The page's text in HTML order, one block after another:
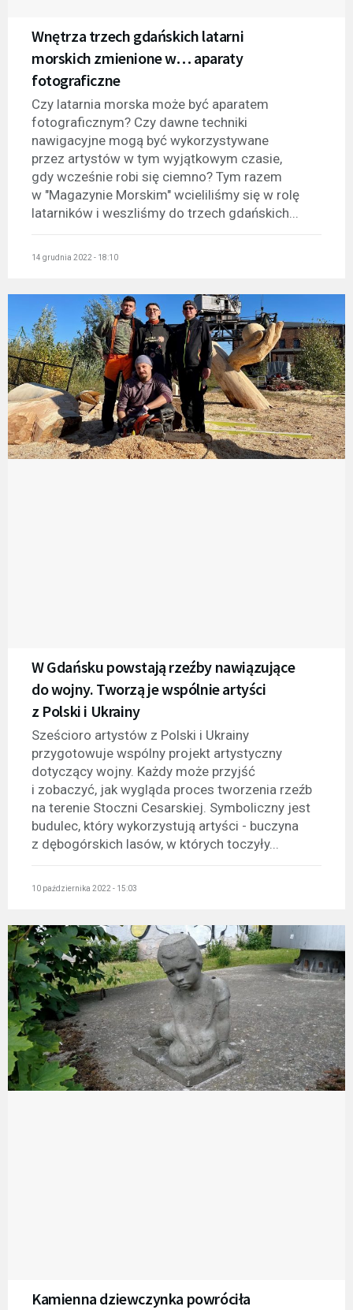
Wnętrza trzech gdańskich latarni
morskich zmienione w… aparaty
fotograficzne
Czy latarnia morska może być aparatem
fotograficznym? Czy dawne techniki
nawigacyjne mogą być wykorzystywane
przez artystów w tym wyjątkowym czasie,
gdy wcześnie robi się ciemno? Tym razem
w "Magazynie Morskim" wcieliliśmy się w rolę
latarników i weszliśmy do trzech gdańskich...
14 grudnia 2022 - 18:10
W Gdańsku powstają rzeźby nawiązujące
do wojny. Tworzą je wspólnie artyści
z Polski i Ukrainy
Sześcioro artystów z Polski i Ukrainy
przygotowuje wspólny projekt artystyczny
dotyczący wojny. Każdy może przyjść
i zobaczyć, jak wygląda proces tworzenia rzeźb
na terenie Stoczni Cesarskiej. Symboliczny jest
budulec, który wykorzystują artyści - buczyna
z dębogórskich lasów, w których toczyły...
10 października 2022 - 15:03
Kamienna dziewczynka powróciła